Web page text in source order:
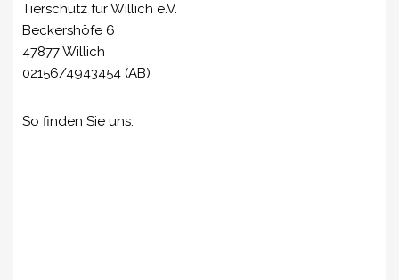
Tierschutz für Willich e.V.
Beckershöfe 6
47877 Willich
02156/4943454 (AB)
So finden Sie uns: